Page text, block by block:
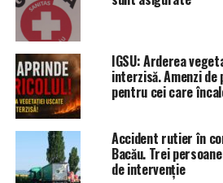
IGSU: Arderea
interzisă. Amenzi de
pentru cei care
Accident rutier în
Bacău. Trei
de intervenție